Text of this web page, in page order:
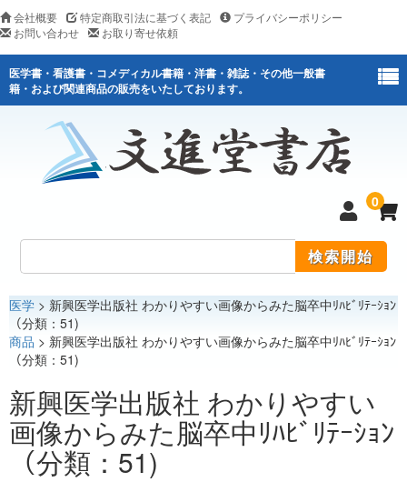
会社概要 特定商取引法に基づく表記
プライバシーポリシー
お問い合わせ
お取り寄せ依頼
医学書・看護書・コメディカル書籍・洋書・雑誌・その他一般書
籍・および関連商品の販売をいたしております。
0
医学
看護
レジデント
医学 > 新興医学出版社 わかりやすい画像からみた脳卒中ﾘﾊﾋﾞﾘﾃｰｼｮﾝ
（分類：51)
商品 > 新興医学出版社 わかりやすい画像からみた脳卒中ﾘﾊﾋﾞﾘﾃｰｼｮﾝ
（分類：51)
新興医学出版社 わかりやすい
画像からみた脳卒中ﾘﾊﾋﾞﾘﾃｰｼｮﾝ
（分類：51)